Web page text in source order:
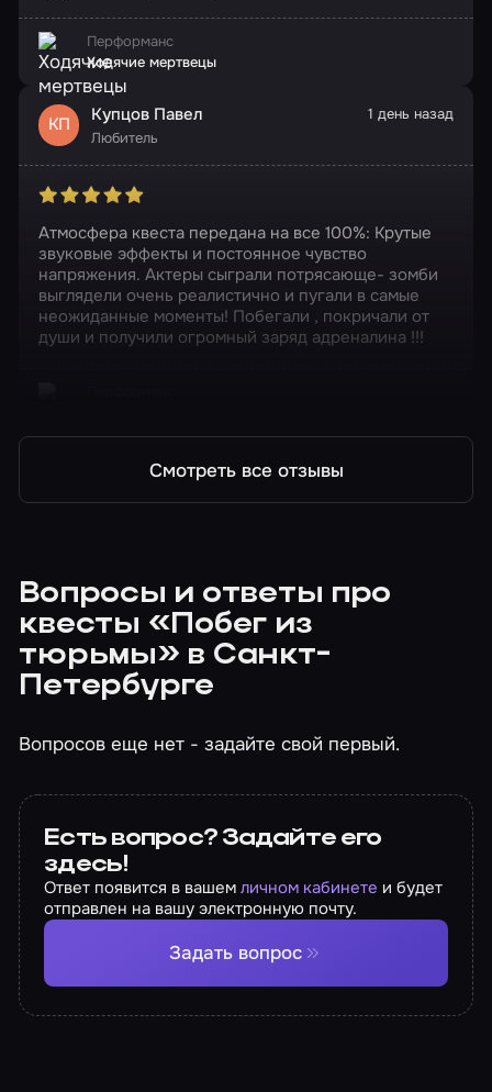
Перформанс
Ходячие мертвецы
КП Купцов Павел
Любитель
1 день назад
Атмосфера квеста передана на все 100%: Крутые
звуковые эффекты и постоянное чувство
напряжения. Актеры сыграли потрясающе- зомби
выглядели очень реалистично и пугали в самые
неожиданные моменты! Побегали , покричали от
души и получили огромный заряд адреналина !!!
Смотреть все отзывы
Вопросы и ответы про
квесты «Побег из
тюрьмы» в Санкт-
Петербурге
Вопросов еще нет - задайте свой первый.
Есть вопрос? Задайте его
здесь!
Ответ появится в вашемличном кабинете и будет
отправлен на вашу электронную почту.
Задать вопрос